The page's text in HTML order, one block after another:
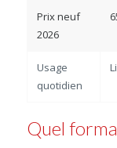
Prix neuf
2026
Usage
quotidien
Quel